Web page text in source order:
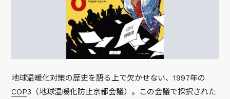
地球温暖化対策の歴史を語る上で欠かせない、1997年の
COP3（地球温暖化防止京都会議）。この会議で採択された